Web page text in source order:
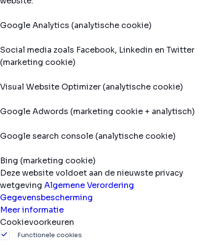
Google Analytics (analytische cookie)
Social media zoals Facebook, Linkedin en Twitter
(marketing cookie)
Visual Website Optimizer (analytische cookie)
Google Adwords (marketing cookie + analytisch)
Google search console (analytische cookie)
Bing (marketing cookie)
Deze website voldoet aan de nieuwste privacy
wetgeving Algemene Verordering
Gegevensbescherming
Meer informatie
Cookievoorkeuren
Functionele cookies